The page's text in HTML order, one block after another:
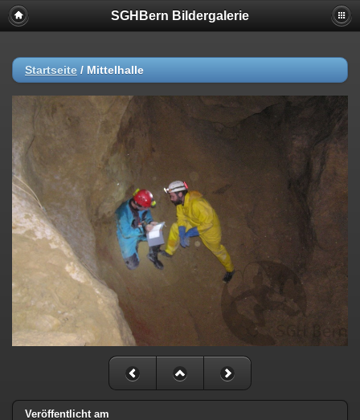
SGHBern Bildergalerie
Startseite / Mittelhalle
Veröffentlicht am